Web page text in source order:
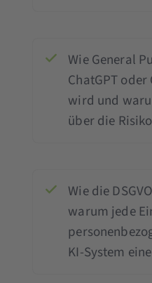
Wie General
ChatGPT
wird und
über die
Wie die
warum jede
KI-System